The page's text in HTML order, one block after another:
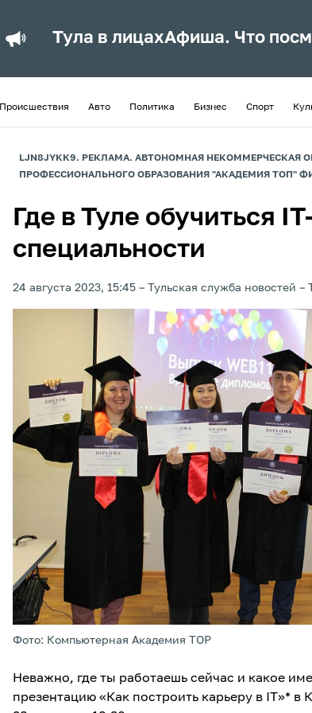
Тула в лицахАфиша. Что
Происшествия Авто Политика Бизнес Спорт
LJN8JYKK9. РЕКЛАМА. АВТОНОМНАЯ НЕКОММЕРЧЕСКАЯ
ПРОФЕССИОНАЛЬНОГО ОБРАЗОВАНИЯ "АКАДЕМИЯ ТОП"
Где в Туле обучиться
специальности
24 августа 2023, 15:45 Тульская служба новостей
Фото: Компьютерная Академия TOP
Неважно, где ты работаешь сейчас и какое
презентацию «Как построить карьеру в IT»*